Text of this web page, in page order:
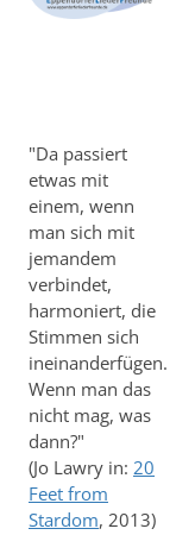
"Da passiert
etwas mit
einem, wenn
man sich mit
jemandem
verbindet,
harmoniert, die
Stimmen sich
ineinanderfügen.
Wenn man das
nicht mag, was
dann?"
(Jo Lawry in: 20
Feet from
Stardom, 2013)